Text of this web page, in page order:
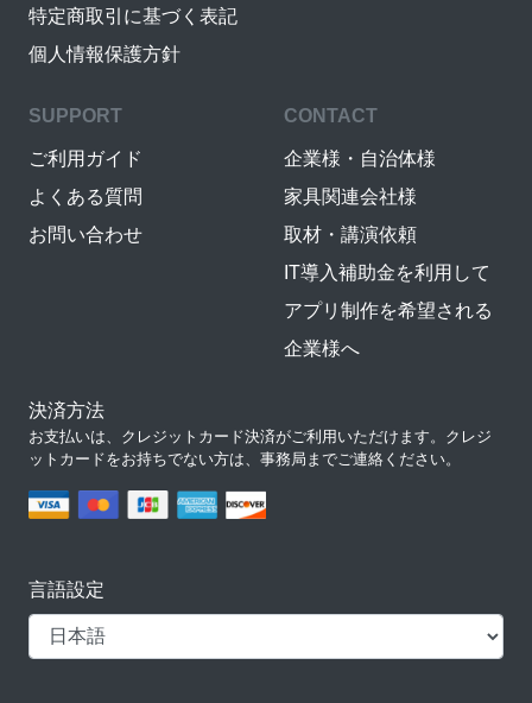
特定商取引に基づく表記
個人情報保護方針
SUPPORT
ご利用ガイド
よくある質問
お問い合わせ
CONTACT
企業様・自治体様
家具関連会社様
取材・講演依頼
IT導入補助金を利用して
アプリ制作を希望される
企業様へ
決済方法
お支払いは、クレジットカード決済がご利用いただけます。クレジ
ットカードをお持ちでない方は、事務局までご連絡ください。
言語設定